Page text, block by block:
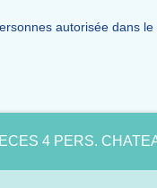
autorisée dans
4 PERS.